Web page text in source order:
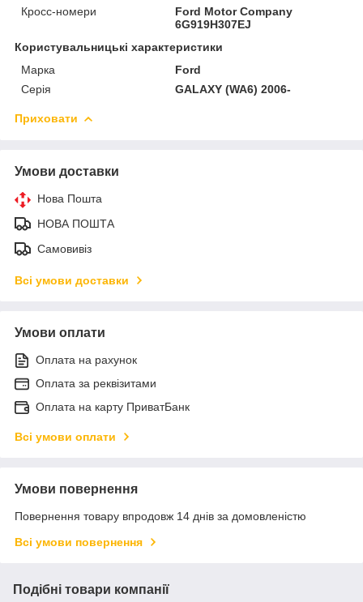
Кросс-номери
Ford Motor Company
6G919H307EJ
Користувальницькі характеристики
Марка
Ford
Серія
GALAXY (WA6) 2006-
Приховати
Умови доставки
Нова Пошта
НОВА ПОШТА
Самовивіз
Всі умови доставки
Умови оплати
Оплата на рахунок
Оплата за реквізитами
Оплата на карту ПриватБанк
Всі умови оплати
Умови повернення
Повернення товару впродовж 14 днів за домовленістю
Всі умови повернення
Подібні товари компанії